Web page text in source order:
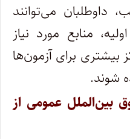
داوطلبان می‌توانند
منابع مورد نیاز
بیشتری برای آزمون‌ها
شوند.
بین‌الملل عمومی از